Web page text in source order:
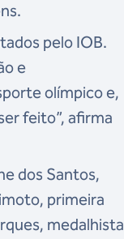
pelo IOB.
e
olímpico e,
feito”, afirma
dos Santos,
primeira
medalhista